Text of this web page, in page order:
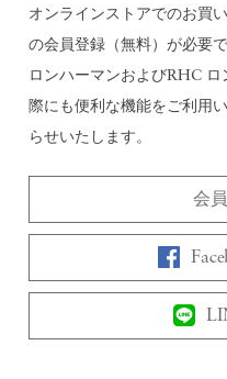
オンラインストアでのお買
の会員登録（無料）が必要で
ロンハーマンおよびRHC
際にも便利な機能をご利用
らせいたします。
会